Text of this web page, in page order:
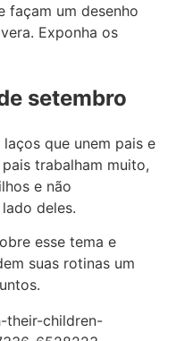
façam um desenho
Exponha os
setembro
que unem pais e
trabalham muito,
e não
deles.
esse tema e
suas rotinas um